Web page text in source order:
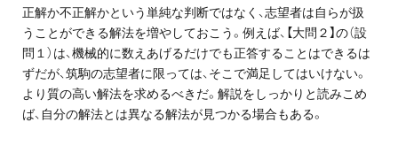
正解か不正解かという単純な判断ではなく、志望者は自らが扱
うことができる解法を増やしておこう。例えば、【大問２】の（設
問１）は、機械的に数えあげるだけでも正答することはできるは
ずだが、筑駒の志望者に限っては、そこで満足してはいけない。
より質の高い解法を求めるべきだ。解説をしっかりと読みこめ
ば、自分の解法とは異なる解法が見つかる場合もある。